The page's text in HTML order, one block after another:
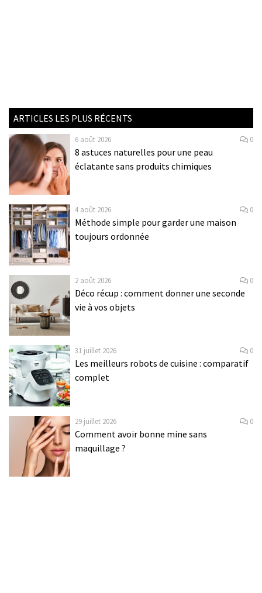
ARTICLES LES PLUS RÉCENTS
6 août 2026 0
8 astuces naturelles pour une peau
éclatante sans produits chimiques
4 août 2026 0
Méthode simple pour garder une maison
toujours ordonnée
2 août 2026 0
Déco récup : comment donner une seconde
vie à vos objets
31 juillet 2026 0
Les meilleurs robots de cuisine : comparatif
complet
29 juillet 2026 0
Comment avoir bonne mine sans
maquillage ?